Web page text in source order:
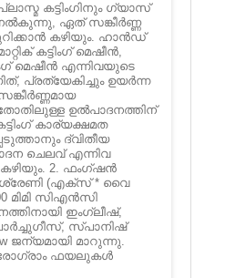
കട്ടിംഗിനും ഗ്യാസ്
നൽകുന്നു, ഏത് സങ്കീർ‌ണ്ണ
കഴിയും. ഹാൻഡ്
കട്ടിംഗ് മെഷീൻ,
മെഷീൻ എന്നിവയുടെ
പ്രത്യേകിച്ചും ഉയർന്ന
ഉൽപാദനത്തിന്
കാര്യക്ഷമത
ദ്വിതീയ
ചെലവ് എന്നിവ
2. ഫംഗ്ഷൻ
ശ്രേണി (എക്സ് * വൈ
മിമി സി‌എൻ‌സി
ഇംഗ്ലീഷ്,
സ്പാനിഷ്
ജന്യമായി മാറുന്നു.
ഫയലുകൾ